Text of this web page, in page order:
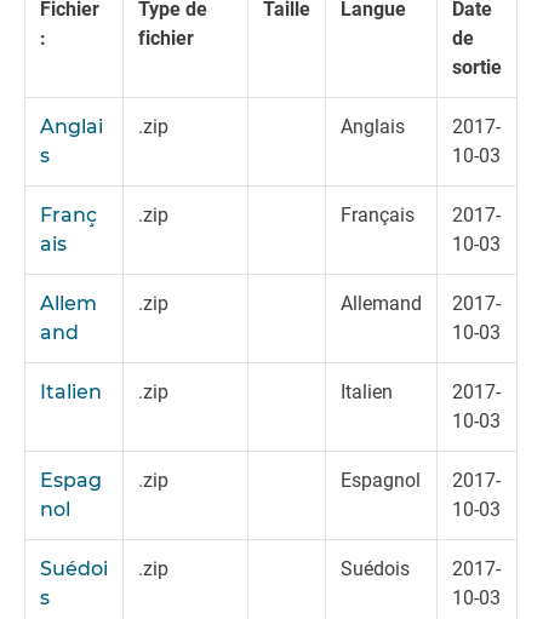
Fichier
:
Type de
fichier
Taille Langue
Date
de
sortie
Anglai
s
.zip Anglais
2017-
10-03
Franç
ais
.zip Français
2017-
10-03
Allem
and
.zip Allemand
2017-
10-03
Italien .zip Italien
2017-
10-03
Espag
nol
.zip Espagnol
2017-
10-03
Suédoi
s
.zip Suédois
2017-
10-03